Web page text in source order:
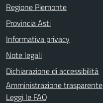
Regione Piemonte
Provincia Asti
Informativa privacy
Note legali
Dichiarazione di accessibilità
Amministrazione trasparente
Leggi le FAQ